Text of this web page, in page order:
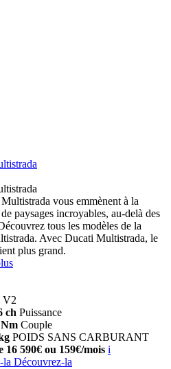
vous emmènent à la
paysages incroyables, au-delà des
tous les modèles de la
Avec Ducati Multistrada, le
plus grand.
V2
ch Puissance
Couple
POIDS SANS CARBURANT
590€ ou 159€/mois i
la Découvrez-la